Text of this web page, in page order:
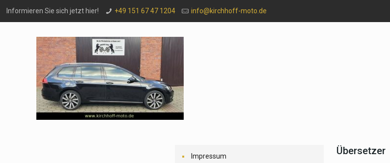
Informieren Sie sich jetzt hier! +49 151 67 47 1204 info@kirchhoff-moto.de
Impressum Übersetzer